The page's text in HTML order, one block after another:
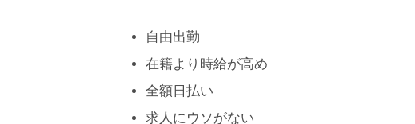
自由出勤
在籍より時給が高め
全額日払い
求人にウソがない